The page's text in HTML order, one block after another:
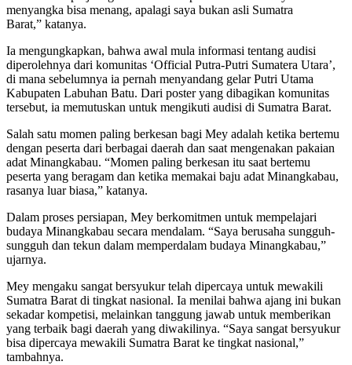
menyangka bisa menang, apalagi saya bukan asli Sumatra
Barat,” katanya.
Ia mengungkapkan, bahwa awal mula informasi tentang audisi
diperolehnya dari komunitas ‘Official Putra-Putri Sumatera Utara’,
di mana sebelumnya ia pernah menyandang gelar Putri Utama
Kabupaten Labuhan Batu. Dari poster yang dibagikan komunitas
tersebut, ia memutuskan untuk mengikuti audisi di Sumatra Barat.
Salah satu momen paling berkesan bagi Mey adalah ketika bertemu
dengan peserta dari berbagai daerah dan saat mengenakan pakaian
adat Minangkabau. “Momen paling berkesan itu saat bertemu
peserta yang beragam dan ketika memakai baju adat Minangkabau,
rasanya luar biasa,” katanya.
Dalam proses persiapan, Mey berkomitmen untuk mempelajari
budaya Minangkabau secara mendalam. “Saya berusaha sungguh-
sungguh dan tekun dalam memperdalam budaya Minangkabau,”
ujarnya.
Mey mengaku sangat bersyukur telah dipercaya untuk mewakili
Sumatra Barat di tingkat nasional. Ia menilai bahwa ajang ini bukan
sekadar kompetisi, melainkan tanggung jawab untuk memberikan
yang terbaik bagi daerah yang diwakilinya. “Saya sangat bersyukur
bisa dipercaya mewakili Sumatra Barat ke tingkat nasional,”
tambahnya.